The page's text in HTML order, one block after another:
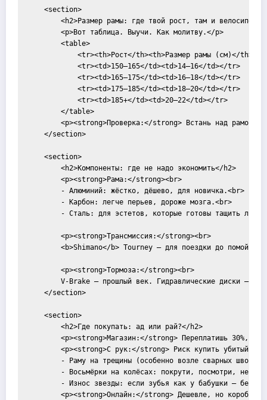
    <section>
<h2>Размер рамы: где твой рост, там и велосипед</
        <p>Вот таблица. Выучи. Как молитву.</p>
        <table>
<tr><th>Рост</th><th>Размер рамы (см)</th></
            <tr><td>150–165</td><td>14–16</td></tr>
            <tr><td>165–175</td><td>16–18</td></tr>
            <tr><td>175–185</td><td>18–20</td></tr>
            <tr><td>185+</td><td>20–22</td></tr>
        </table>
<p><strong>Проверка:</strong> Встань над рамой.
    </section>
    <section>
        <h2>Компоненты: где не надо экономить</h2>
        <p><strong>Рама:</strong><br>
        - Алюминий: жёстко, дёшево, для новичка.<br>
        - Карбон: легче перьев, дороже мозга.<br>
- Сталь: для эстетов, которые готовы тащить
        <p><strong>Трансмиссия:</strong><br>
<b>Shimano</b> Tourney — для поездки до
        <p><strong>Тормоза:</strong><br>
V-Brake — прошлый век. Гидравлические диски —
    </section>
    <section>
        <h2>Где покупать: ад или рай?</h2>
<p><strong>Магазин:</strong> Переплатишь 30%,
<p><strong>С рук:</strong> Риск купить убитый
- Раму на трещины (особенно возле сварных
- Восьмёрки на колёсах: покрути, посмотри, не
- Износ звезды: если зубья как у бабушки —
<p><strong>Онлайн:</strong> Дешевле, но коробка